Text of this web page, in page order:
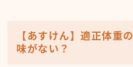
【あすけん】適正体重
味がない？